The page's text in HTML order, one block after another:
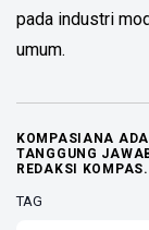
pada industri
umum.
KOMPASIANA
TANGGUNG
REDAKSI KOMPAS.
TAG